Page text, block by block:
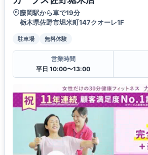
藤岡駅から車で19分
栃木県佐野市堀米町147クオーレ1F
駐車場 無料体験
営業時間
平日 10:00〜13:00